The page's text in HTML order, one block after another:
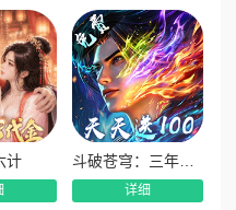
，灵活搭配可轻松应对各类
破极限】
，各大BOSS拥有专属机制
关。天音洞、回梦、逝去的
书世界经典剧情与画面，
感受回合对战的极致乐趣与
计
详细